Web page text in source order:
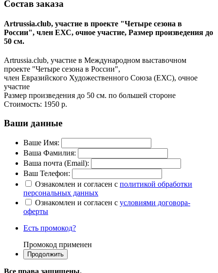
Состав заказа
Artrussia.club, участие в проекте "Четыре сезона в
России", член ЕХС, очное участие, Размер произведения до
50 см.
Artrussia.club, участие в Международном выставочном
проекте "Четыре сезона в России",
член Евразийского Художественного Союза (ЕХС), очное
участие
Размер произведения до 50 см. по большей стороне
Стоимость: 1950 р.
Ваши данные
Ваше Имя:
Ваша Фамилия:
Ваша почта (Email):
Ваш Телефон:
Ознакомлен и согласен с политикой обработки
персональных данных
Ознакомлен и согласен с условиями договора-
оферты
Есть промокод?
Промокод применен
Все права защищены.